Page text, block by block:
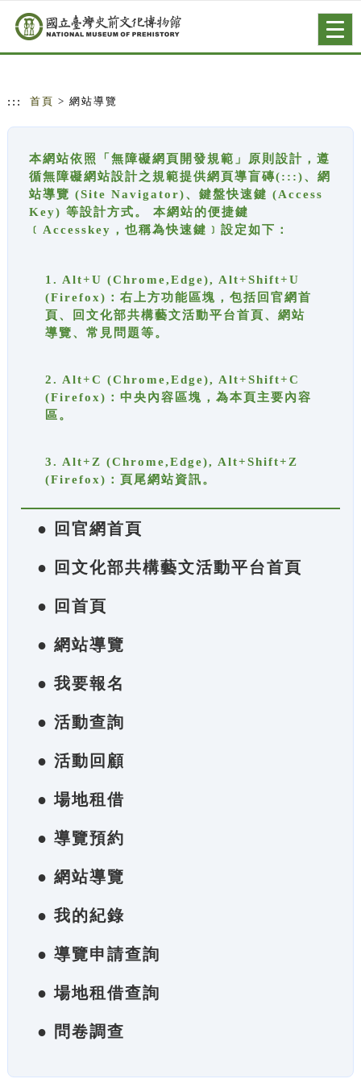
跳到主要內容
網站導覽
::: 首頁 > 網站導覽
本網站依照「無障礙網頁開發規範」原則設計，遵
循無障礙網站設計之規範提供網頁導盲磚(:::)、網
站導覽 (Site Navigator)、鍵盤快速鍵 (Access
Key) 等設計方式。 本網站的便捷鍵
﹝Accesskey，也稱為快速鍵﹞設定如下：
1. Alt+U (Chrome,Edge), Alt+Shift+U
(Firefox)：右上方功能區塊，包括回官網首
頁、回文化部共構藝文活動平台首頁、網站
導覽、常見問題等。
2. Alt+C (Chrome,Edge), Alt+Shift+C
(Firefox)：中央內容區塊，為本頁主要內容
區。
3. Alt+Z (Chrome,Edge), Alt+Shift+Z
(Firefox)：頁尾網站資訊。
● 回官網首頁
● 回文化部共構藝文活動平台首頁
● 回首頁
● 網站導覽
● 我要報名
● 活動查詢
● 活動回顧
● 場地租借
● 導覽預約
● 網站導覽
● 我的紀錄
● 導覽申請查詢
● 場地租借查詢
● 問卷調查